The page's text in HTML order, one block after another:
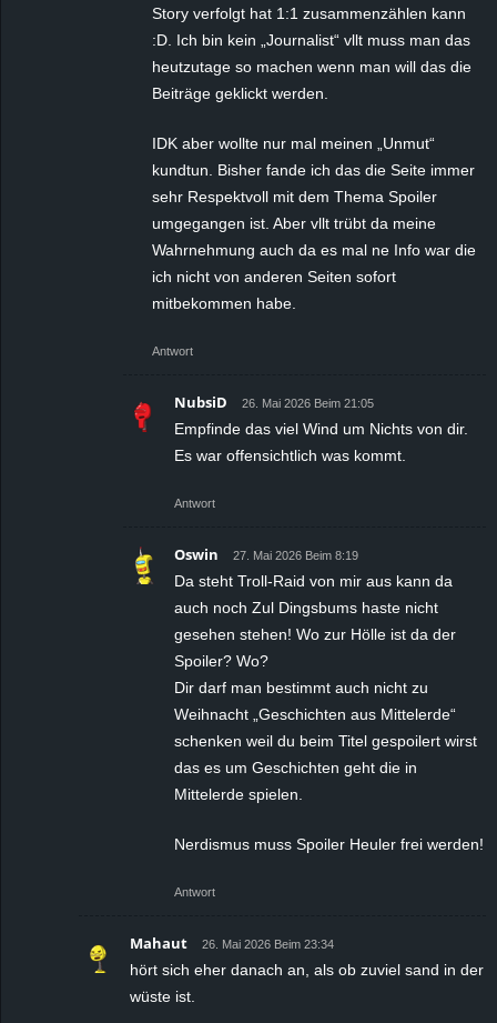
Story verfolgt hat 1:1 zusammenzählen kann
:D. Ich bin kein „Journalist“ vllt muss man das
heutzutage so machen wenn man will das die
Beiträge geklickt werden.
IDK aber wollte nur mal meinen „Unmut“
kundtun. Bisher fande ich das die Seite immer
sehr Respektvoll mit dem Thema Spoiler
umgegangen ist. Aber vllt trübt da meine
Wahrnehmung auch da es mal ne Info war die
ich nicht von anderen Seiten sofort
mitbekommen habe.
Antwort
NubsiD 26. Mai 2026 Beim 21:05
Empfinde das viel Wind um Nichts von dir.
Es war offensichtlich was kommt.
Antwort
Oswin 27. Mai 2026 Beim 8:19
Da steht Troll-Raid von mir aus kann da
auch noch Zul Dingsbums haste nicht
gesehen stehen! Wo zur Hölle ist da der
Spoiler? Wo?
Dir darf man bestimmt auch nicht zu
Weihnacht „Geschichten aus Mittelerde“
schenken weil du beim Titel gespoilert wirst
das es um Geschichten geht die in
Mittelerde spielen.
Nerdismus muss Spoiler Heuler frei werden!
Antwort
Mahaut 26. Mai 2026 Beim 23:34
hört sich eher danach an, als ob zuviel sand in der
wüste ist.